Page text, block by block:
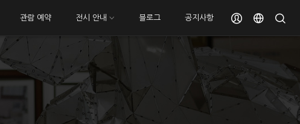
관람 예약 전시 안내 블로그 공지사항